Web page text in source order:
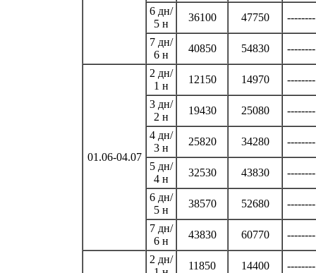
6 дн/
5 н
36100 47750 --------
7 дн/
6 н
40850 54830 --------
01.06-04.07
2 дн/
1 н
12150 14970 --------
3 дн/
2 н
19430 25080 --------
4 дн/
3 н
25820 34280 --------
5 дн/
4 н
32530 43830 --------
6 дн/
5 н
38570 52680 --------
7 дн/
6 н
43830 60770 --------
2 дн/
11850 14400 --------